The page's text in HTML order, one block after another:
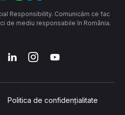
Responsibility. Comunicăm ce fac
de mediu responsabile în România.
Politica de confidențialitate